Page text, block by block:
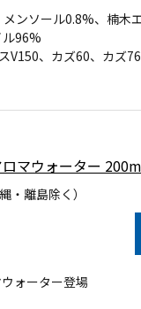
ンソール0.8%、楠木
96%
V150、カズ60、カズ76
マウォーター
離島除く）
ォーター登場